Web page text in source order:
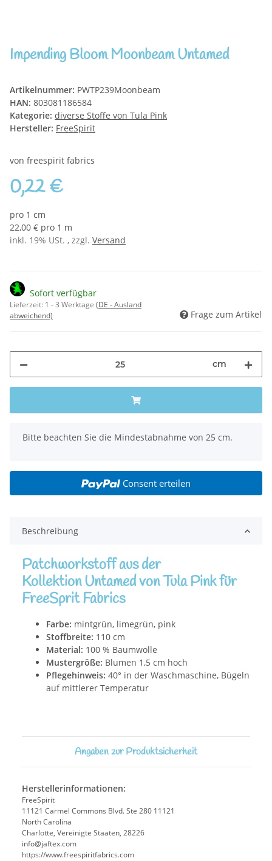
Impending Bloom Moonbeam Untamed
Artikelnummer: PWTP239Moonbeam
HAN: 803081186584
Kategorie: diverse Stoffe von Tula Pink
Hersteller: FreeSpirit
von freespirit fabrics
0,22 €
pro 1 cm
22,00 € pro 1 m
inkl. 19% USt. , zzgl. Versand
Sofort verfügbar
Lieferzeit: 1 - 3 Werktage (DE - Ausland
abweichend)
Frage zum Artikel
cm
x
Bitte beachten Sie die Mindestabnahme von 25 cm.
Consent erteilen
Beschreibung
Patchworkstoff aus der
Kollektion Untamed von Tula Pink für
FreeSprit Fabrics
Farbe: mintgrün, limegrün, pink
Stoffbreite: 110 cm
Material: 100 % Baumwolle
Mustergröße: Blumen 1,5 cm hoch
Pflegehinweis: 40° in der Waschmaschine, Bügeln
auf mittlerer Temperatur
Angaben zur Produktsicherheit
Herstellerinformationen:
FreeSpirit
11121 Carmel Commons Blvd. Ste 280 11121
North Carolina
Charlotte, Vereinigte Staaten, 28226
info@jaftex.com
https://www.freespiritfabrics.com